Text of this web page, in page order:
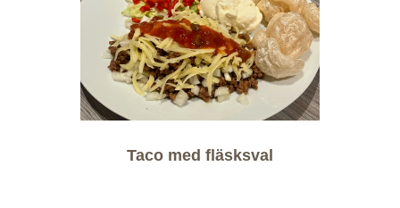
Taco med fläsksval